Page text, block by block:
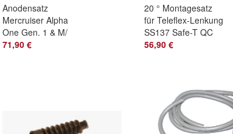
Anodensatz
Mercruiser Alpha
One Gen. 1 & M/
MR Magnesium
71,90 €
20 ° Montagesatz
für Teleflex-Lenkung
SS137 Safe-T QC
56,90 €